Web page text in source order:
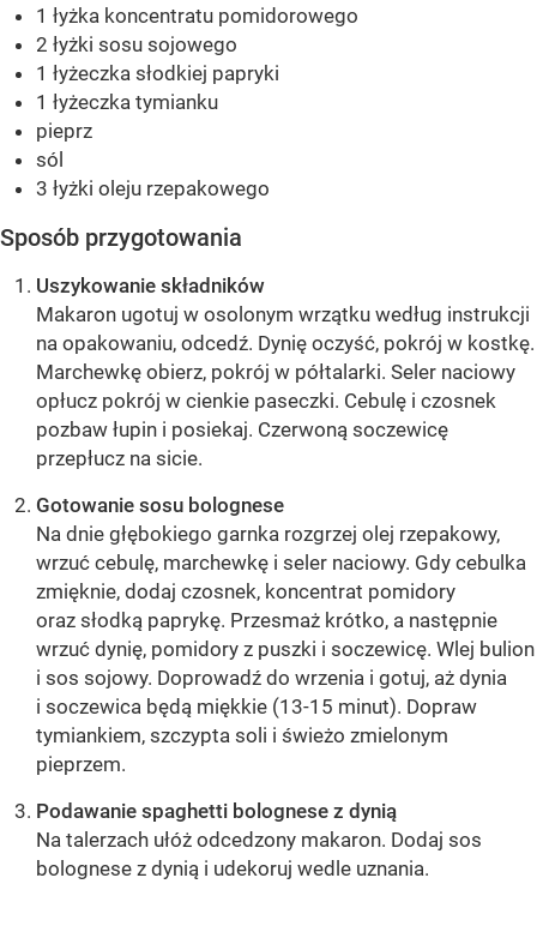
1 łyżka koncentratu pomidorowego
2 łyżki sosu sojowego
1 łyżeczka słodkiej papryki
1 łyżeczka tymianku
pieprz
sól
3 łyżki oleju rzepakowego
Sposób przygotowania
Uszykowanie składników
Makaron ugotuj w osolonym wrzątku według instrukcji
na opakowaniu, odcedź. Dynię oczyść, pokrój w kostkę.
Marchewkę obierz, pokrój w półtalarki. Seler naciowy
opłucz pokrój w cienkie paseczki. Cebulę i czosnek
pozbaw łupin i posiekaj. Czerwoną soczewicę
przepłucz na sicie.
Gotowanie sosu bolognese
Na dnie głębokiego garnka rozgrzej olej rzepakowy,
wrzuć cebulę, marchewkę i seler naciowy. Gdy cebulka
zmięknie, dodaj czosnek, koncentrat pomidory
oraz słodką paprykę. Przesmaż krótko, a następnie
wrzuć dynię, pomidory z puszki i soczewicę. Wlej bulion
i sos sojowy. Doprowadź do wrzenia i gotuj, aż dynia
i soczewica będą miękkie (13-15 minut). Dopraw
tymiankiem, szczypta soli i świeżo zmielonym
pieprzem.
Podawanie spaghetti bolognese z dynią
Na talerzach ułóż odcedzony makaron. Dodaj sos
bolognese z dynią i udekoruj wedle uznania.